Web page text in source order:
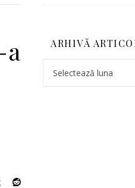
a
ARHIVĂ